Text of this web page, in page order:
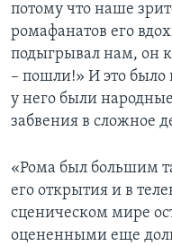
потому что наше
ромафанатов его
подыгрывал нам, он
– пошли!» И это было
у него были
забвения в сложное
«Рома был большим
его открытия и в
сценическом мире
оцененными еще